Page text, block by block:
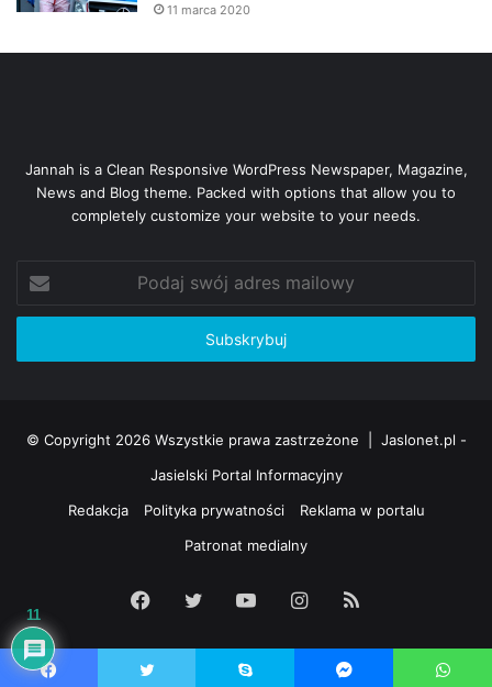
11 marca 2020
Jannah is a Clean Responsive WordPress Newspaper, Magazine,
News and Blog theme. Packed with options that allow you to
completely customize your website to your needs.
swój
adres
© Copyright 2026 Wszystkie prawa zastrzeżone | Jaslonet.pl -
Jasielski Portal Informacyjny
Redakcja
Polityka prywatności
Reklama w portalu
Patronat medialny
Facebook
Twitter YouTubeInstagram
11